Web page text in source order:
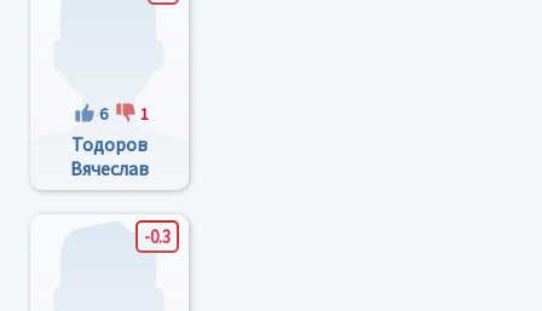
6 1
Тодоров
Вячеслав
Иванович
-0.3